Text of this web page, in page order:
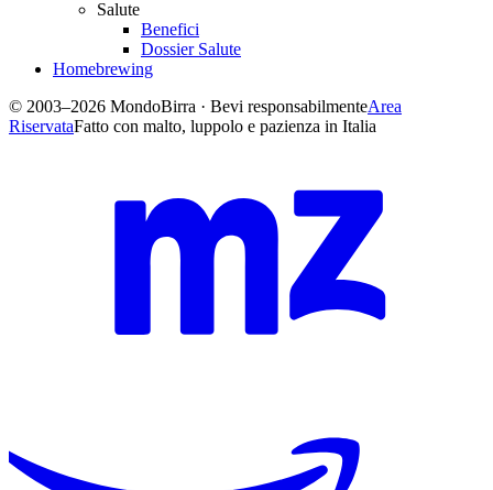
Salute
Benefici
Dossier Salute
Homebrewing
© 2003–2026 MondoBirra · Bevi responsabilmenteArea
RiservataFatto con malto, luppolo e pazienza in Italia